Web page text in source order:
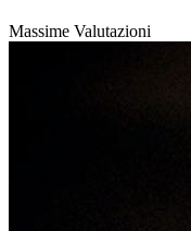
Massime Valutazioni